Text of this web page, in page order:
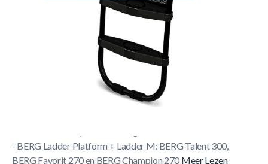
Maak je BERG Trampoline compleet met het BERG
Ladder Platform + BERG Ladder.
- Handig schoenennetje
- De sterke tredes hebben een goed grip en laten water
- BERG Ladder Platform + Ladder M: BERG Talent 300,
BERG Favorit 270 en BERG Champion 270 Meer Lezen